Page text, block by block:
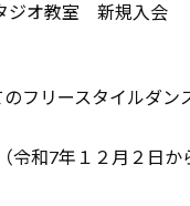
ジオ教室 新規入会
フリースタイルダン
令和7年１２月２日か